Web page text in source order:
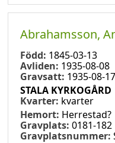
Abrahamsson,
Född: 1845-03-13
Avliden: 1935-08-08
Gravsatt: 1935-08-17
STALA KYRKOGÅRD
Kvarter: kvarter
Hemort: Herrestad?
Gravplats: 0181-182
Gravplatsnummer: